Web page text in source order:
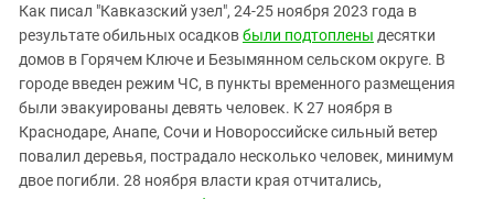
Как писал "Кавказский узел", 24-25 ноября 2023 года в
результате обильных осадковбыли подтоплены десятки
домов в Горячем Ключе и Безымянном сельском округе. В
городе введен режим ЧС, в пункты временного размещения
были эвакуированы девять человек. К 27 ноября в
Краснодаре, Анапе, Сочи и Новороссийске сильный ветер
повалил деревья, пострадало несколько человек, минимум
двое погибли. 28 ноября власти края отчитались,